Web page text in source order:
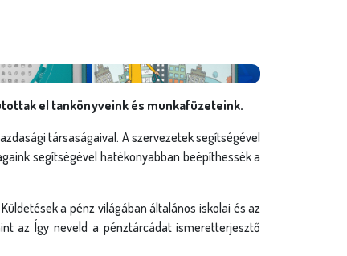
el tankönyveink és munkafüzeteink.
társaságaival. A szervezetek segítségével
segítségével hatékonyabban beépíthessék a
a pénz világában általános iskolai és az
az Így neveld a pénztárcádat ismeretterjesztő